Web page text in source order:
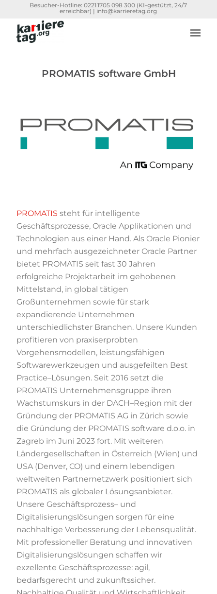
Besucher-Hotline:0221 1705 098 300 (KI-gestützt, 24/7
erreichbar) | info@karrieretag.org
PROMATIS software GmbH
PROMATIS steht für intelligente
Geschäftsprozesse, Oracle Applikationen und
Technologien aus einer Hand. Als Oracle Pionier
und mehrfach ausgezeichneter Oracle Partner
bietet PROMATIS seit fast 30 Jahren
erfolgreiche Projektarbeit im gehobenen
Mittelstand, in global tätigen
Großunternehmen sowie für stark
expandierende Unternehmen
unterschiedlichster Branchen. Unsere Kunden
profitieren von praxiserprobten
Vorgehensmodellen, leistungsfähigen
Softwarewerkzeugen und ausgefeilten Best
Practice–Lösungen. Seit 2016 setzt die
PROMATIS Unternehmensgruppe ihren
Wachstumskurs in der DACH–Region mit der
Gründung der PROMATIS AG in Zürich sowie
die Gründung der PROMATIS software d.o.o. in
Zagreb im Juni 2023 fort. Mit weiteren
Ländergesellschaften in Österreich (Wien) und
USA (Denver, CO) und einem lebendigen
weltweiten Partnernetzwerk positioniert sich
PROMATIS als globaler Lösungsanbieter.
Unsere Geschäftsprozess– und
Digitalisierungslösungen sorgen für eine
nachhaltige Verbesserung der Lebensqualität.
Mit professioneller Beratung und innovativen
Digitalisierungslösungen schaffen wir
exzellente Geschäftsprozesse: agil,
bedarfsgerecht und zukunftssicher.